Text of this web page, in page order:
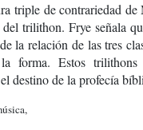
triple de contrariedad
trilithon. Frye señala
la relación de las tres
forma. Estos trilithons
destino de la profecía